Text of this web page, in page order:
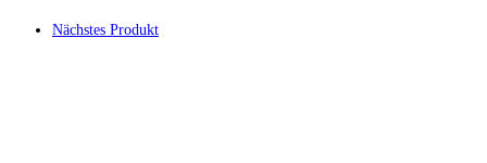
Nächstes Produkt